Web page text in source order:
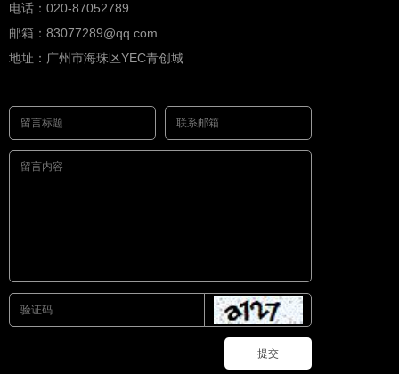
提交
电话：020-87052789
邮箱：83077289@qq.com
地址：广州市海珠区YEC青创城